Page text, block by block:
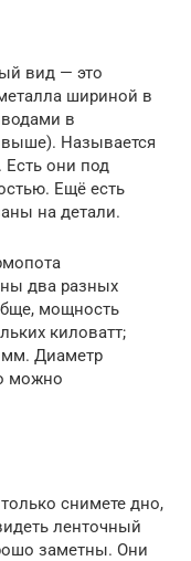
вид — это
шириной в
в
выше). Называется
Есть они под
Ещё есть
на детали.
два разных
мощность
киловатт;
мм. Диаметр
можно
снимете дно,
ленточный
заметны. Они